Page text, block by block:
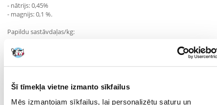
Šī tīmekļa vietne izmanto sīkfailus
Mēs izmantojam sīkfailus, lai personalizētu saturu un
- nātrijs: 0,45%
- magnijs: 0,1 %.
Papildu sastāvdaļas/kg:
- A vitamīns: 15000I.E.
- D3 vitamīns: 1500 I.E.
- E vitamīns: 100 mg
- B2 vitamīns: 5 mg
- B6 vitamīns: 4 mg
- B12 vitamīns: 70ug